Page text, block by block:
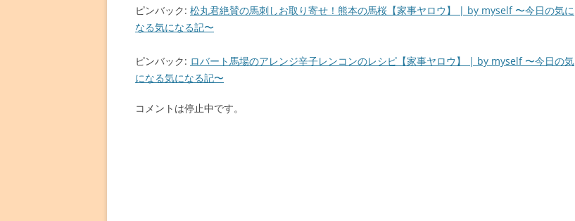
ピンバック: 松丸君絶賛の馬刺しお取り寄せ！熊本の馬桜【家事ヤロウ】 | by myself 〜今日の気に
なる気になる記〜
ピンバック: ロバート馬場のアレンジ辛子レンコンのレシピ【家事ヤロウ】 | by myself 〜今日の気
になる気になる記〜
コメントは停止中です。